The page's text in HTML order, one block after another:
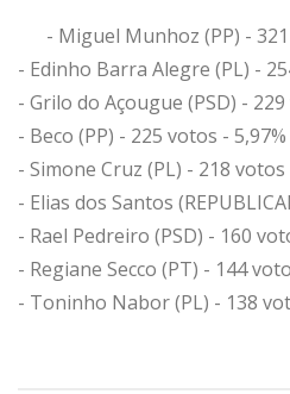
- Miguel Munhoz (PP) -
- Edinho Barra Alegre (PL) -
- Grilo do Açougue (PSD) -
- Beco (PP) - 225 votos - 5,97%
- Simone Cruz (PL) - 218 votos
- Elias dos Santos
- Rael Pedreiro (PSD) - 160
- Regiane Secco (PT) - 144
- Toninho Nabor (PL) - 138